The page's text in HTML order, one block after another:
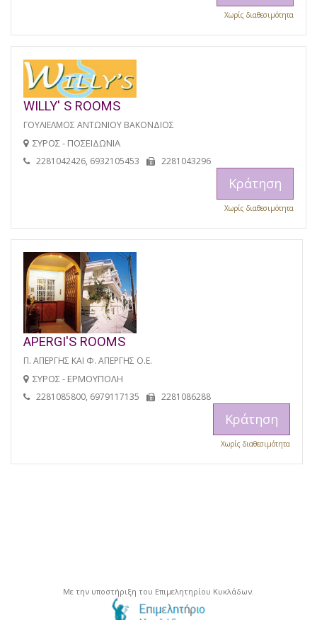
Χωρίς διαθεσιμότητα
WILLY' S ROOMS
ΓΟΥΛΙΕΛΜΟΣ ΑΝΤΩΝΙΟΥ ΒΑΚΟΝΔΙΟΣ
ΣΥΡΟΣ - ΠΟΣΕΙΔΩΝΙΑ
2281042426, 6932105453 2281043296
Κράτηση
Χωρίς διαθεσιμότητα
APERGI'S ROOMS
Π. ΑΠΕΡΓΗΣ ΚΑΙ Φ. ΑΠΕΡΓΗΣ Ο.Ε.
ΣΥΡΟΣ - ΕΡΜΟΥΠΟΛΗ
2281085800, 6979117135 2281086288
Κράτηση
Χωρίς διαθεσιμότητα
Με την υποστήριξη του Επιμελητηρίου Κυκλάδων.